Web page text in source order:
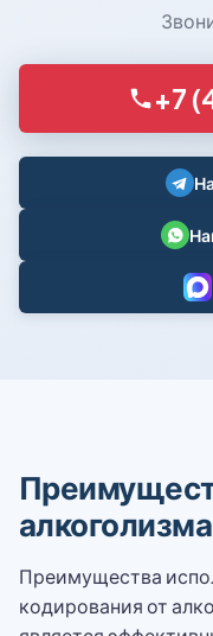
+7
Преимущества
кодирования от